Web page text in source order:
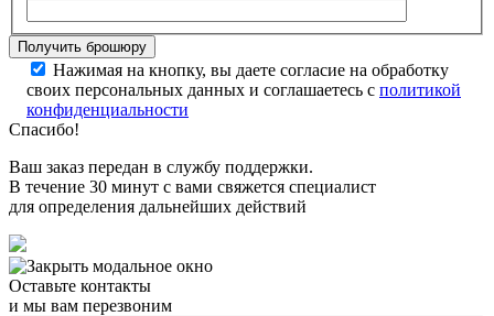
Нажимая на кнопку, вы даете согласие на обработку
своих персональных данных и соглашаетесь с политикой
конфиденциальности
Спасибо!
Ваш заказ передан в службу поддержки.
В течение 30 минут с вами свяжется специалист
для определения дальнейших действий
Оставьте контакты
и мы вам перезвоним